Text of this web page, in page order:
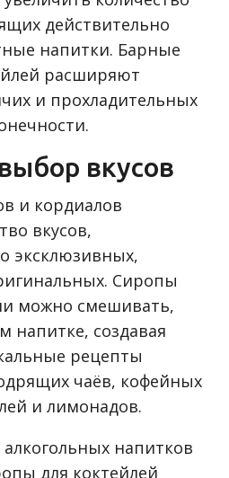
действительно
напитки. Барные
расширяют
и прохладительных
вкусов
и кордиалов
вкусов,
эксклюзивных,
Сиропы
можно смешивать,
напитке, создавая
рецепты
чаёв, кофейных
и лимонадов.
напитков
для коктейлей